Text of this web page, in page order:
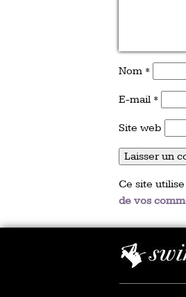
Nom *
E-mail *
Site web
Ce site
de vos